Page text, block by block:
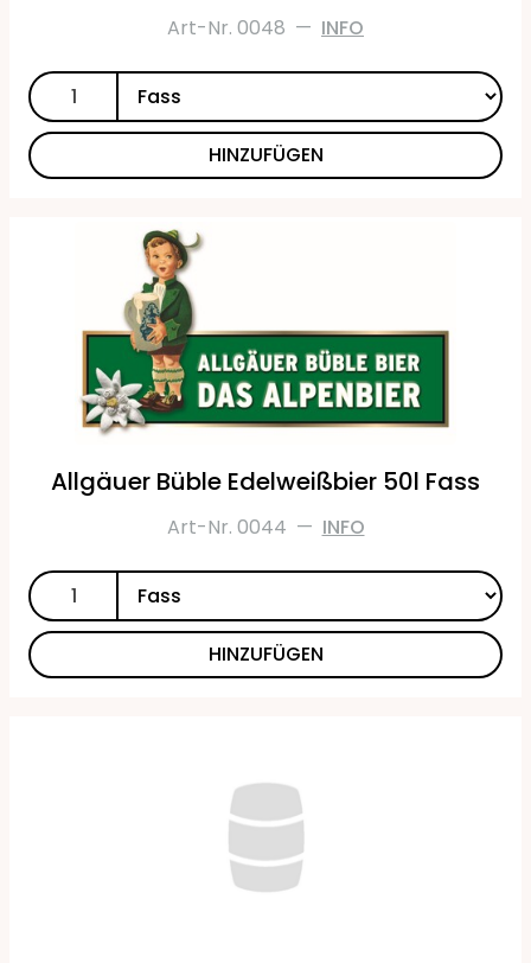
Art-Nr. 0048 — INFO
HINZUFÜGEN
Allgäuer Büble Edelweißbier 50l Fass
Art-Nr. 0044 — INFO
HINZUFÜGEN